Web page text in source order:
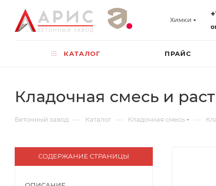
Химки
КАТАЛОГ ПРАЙС
Кладочная смесь и
Бетонный завод — Каталог — Кладочная смесь —
СОДЕРЖАНИЕ СТРАНИЦЫ